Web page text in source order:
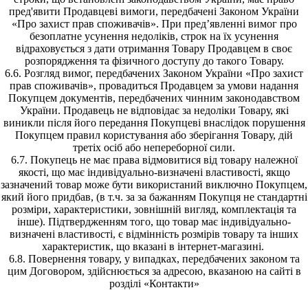
пред'явити Продавцеві вимоги, передбачені Законом України
«Про захист прав споживачів». При пред’явленні вимог про
безоплатне усунення недоліків, строк на їх усунення
відраховується з дати отримання Товару Продавцем в своє
розпорядження та фізичного доступу до такого Товару.
6.6. Розгляд вимог, передбачених Законом України «Про захист
прав споживачів», провадиться Продавцем за умови надання
Покупцем документів, передбачених чинним законодавством
України. Продавець не відповідає за недоліки Товару, які
виникли після його передання Покупцеві внаслідок порушення
Покупцем правил користування або зберігання Товару, дій
третіх осіб або непереборної сили.
6.7. Покупець не має права відмовитися від товару належної
якості, що має індивідуально-визначені властивості, якщо
зазначений товар може бути використаний виключно Покупцем,
який його придбав, (в т.ч. за за бажанням Покупця не стандартні
розміри, характеристики, зовнішній вигляд, комплектація та
інше). Підтвердженням того, що товар має індивідуально-
визначені властивості, є відмінність розмірів товару та інших
характеристик, що вказані в інтернет-магазині.
6.8. Повернення товару, у випадках, передбачених законом та
цим Договором, здійснюється за адресою, вказаною на сайті в
розділі «Контакти»